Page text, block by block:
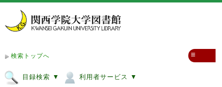
検索トップへ
目録検索 ▼ 利用者サービス ▼
≡